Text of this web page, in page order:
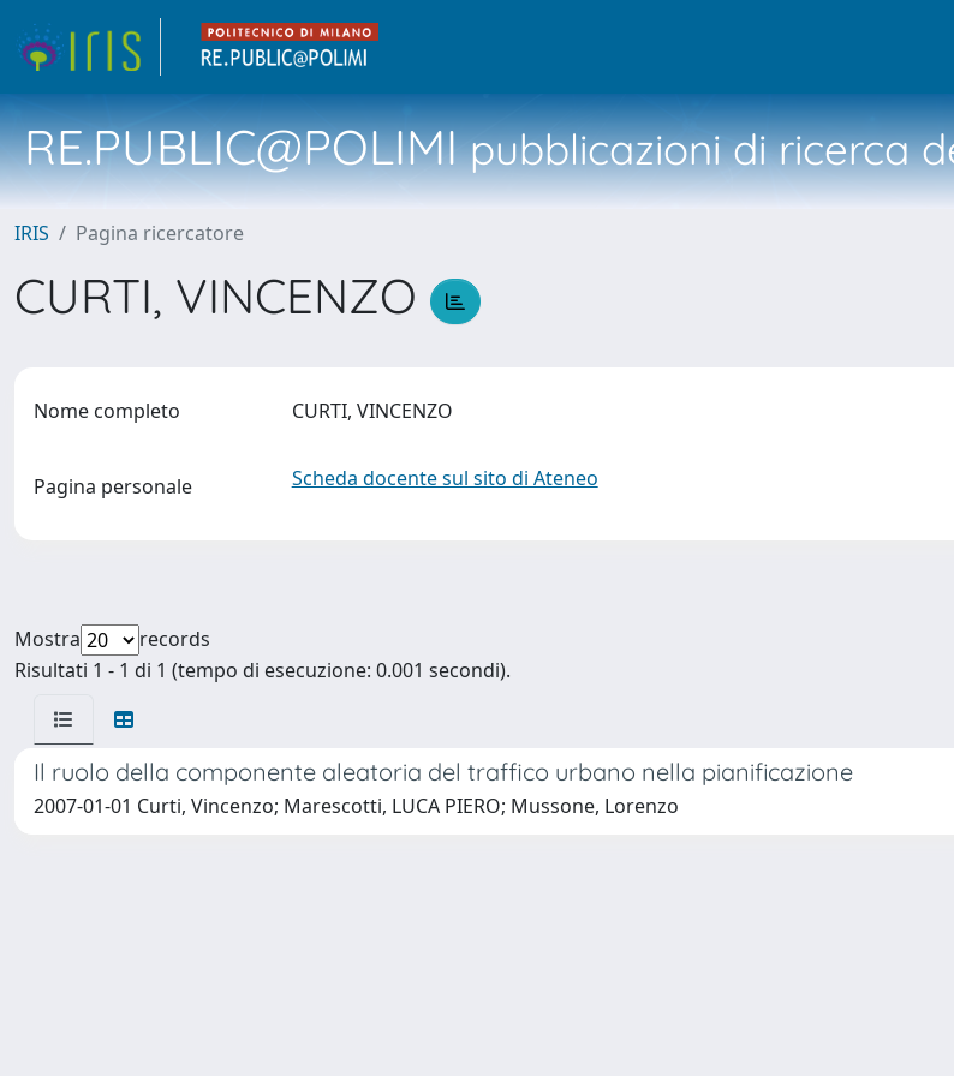
RE.PUBLIC@POLIMIpubblicazioni di ricerca
IRIS Pagina ricercatore
CURTI, VINCENZO
Nome completo CURTI, VINCENZO
Pagina personale Scheda docente sul sito di Ateneo
Mostra
records
Risultati 1 - 1 di 1 (tempo di esecuzione: 0.001 secondi).
Il ruolo della componente aleatoria del traffico urbano nella pianificazione
2007-01-01 Curti, Vincenzo; Marescotti, LUCA PIERO; Mussone, Lorenzo